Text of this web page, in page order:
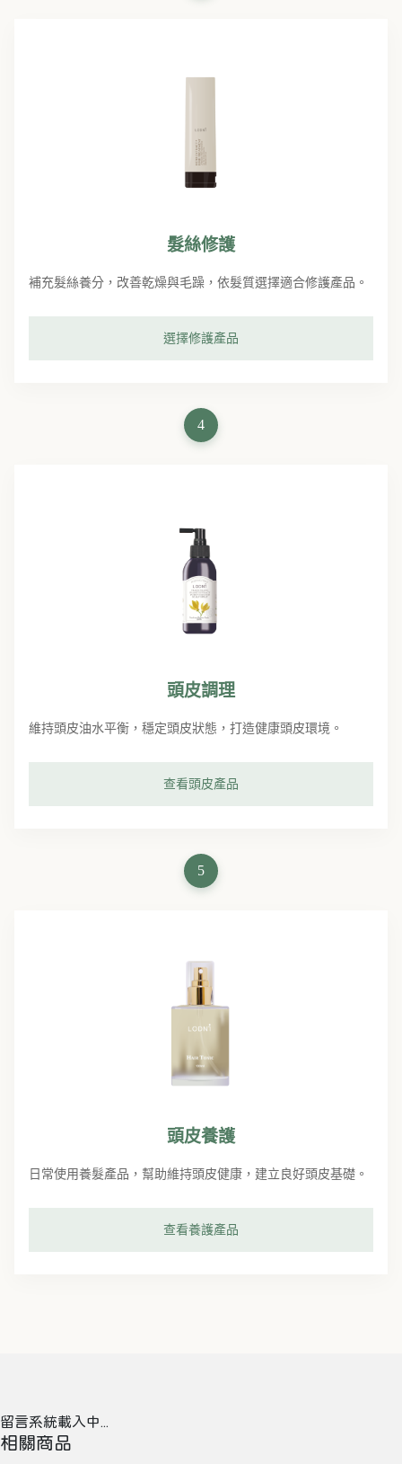
髮絲修護
補充髮絲養分，改善乾燥與毛躁，依髮質選擇適合修護產品。
選擇修護產品
4
頭皮調理
維持頭皮油水平衡，穩定頭皮狀態，打造健康頭皮環境。
查看頭皮產品
5
頭皮養護
日常使用養髮產品，幫助維持頭皮健康，建立良好頭皮基礎。
查看養護產品
留言系統載入中...
相關商品